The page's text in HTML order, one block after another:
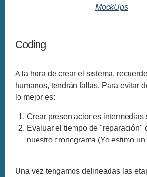
MockUps
Coding
A la hora de crear el sistema,
humanos, tendrán fallas. Para evitar
lo mejor es:
Crear presentaciones intermedias
Evaluar el tiempo de "reparación"
nuestro cronograma (Yo estimo un
Una vez tengamos delineadas las